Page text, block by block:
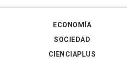
ECONOMÍA
SOCIEDAD
CIENCIAPLUS